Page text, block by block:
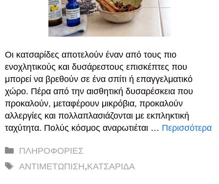
Οι κατσαρίδες αποτελούν έναν από τους πιο
ενοχλητικούς και δυσάρεστους επισκέπτες που
μπορεί να βρεθούν σε ένα σπίτι ή επαγγελματικό
χώρο. Πέρα από την αισθητική δυσαρέσκεια που
προκαλούν, μεταφέρουν μικρόβια, προκαλούν
αλλεργίες και πολλαπλασιάζονται με εκπληκτική
ταχύτητα. Πολύς κόσμος αναρωτιέται … Περισσότερα
Κατηγορίες
ΠΛΗΡΟΦΟΡΙΕΣ
Ετικέτες
ΑΝΤΙΜΕΤΩΠΙΣΗ,ΚΑΤΣΑΡΙΔΑ